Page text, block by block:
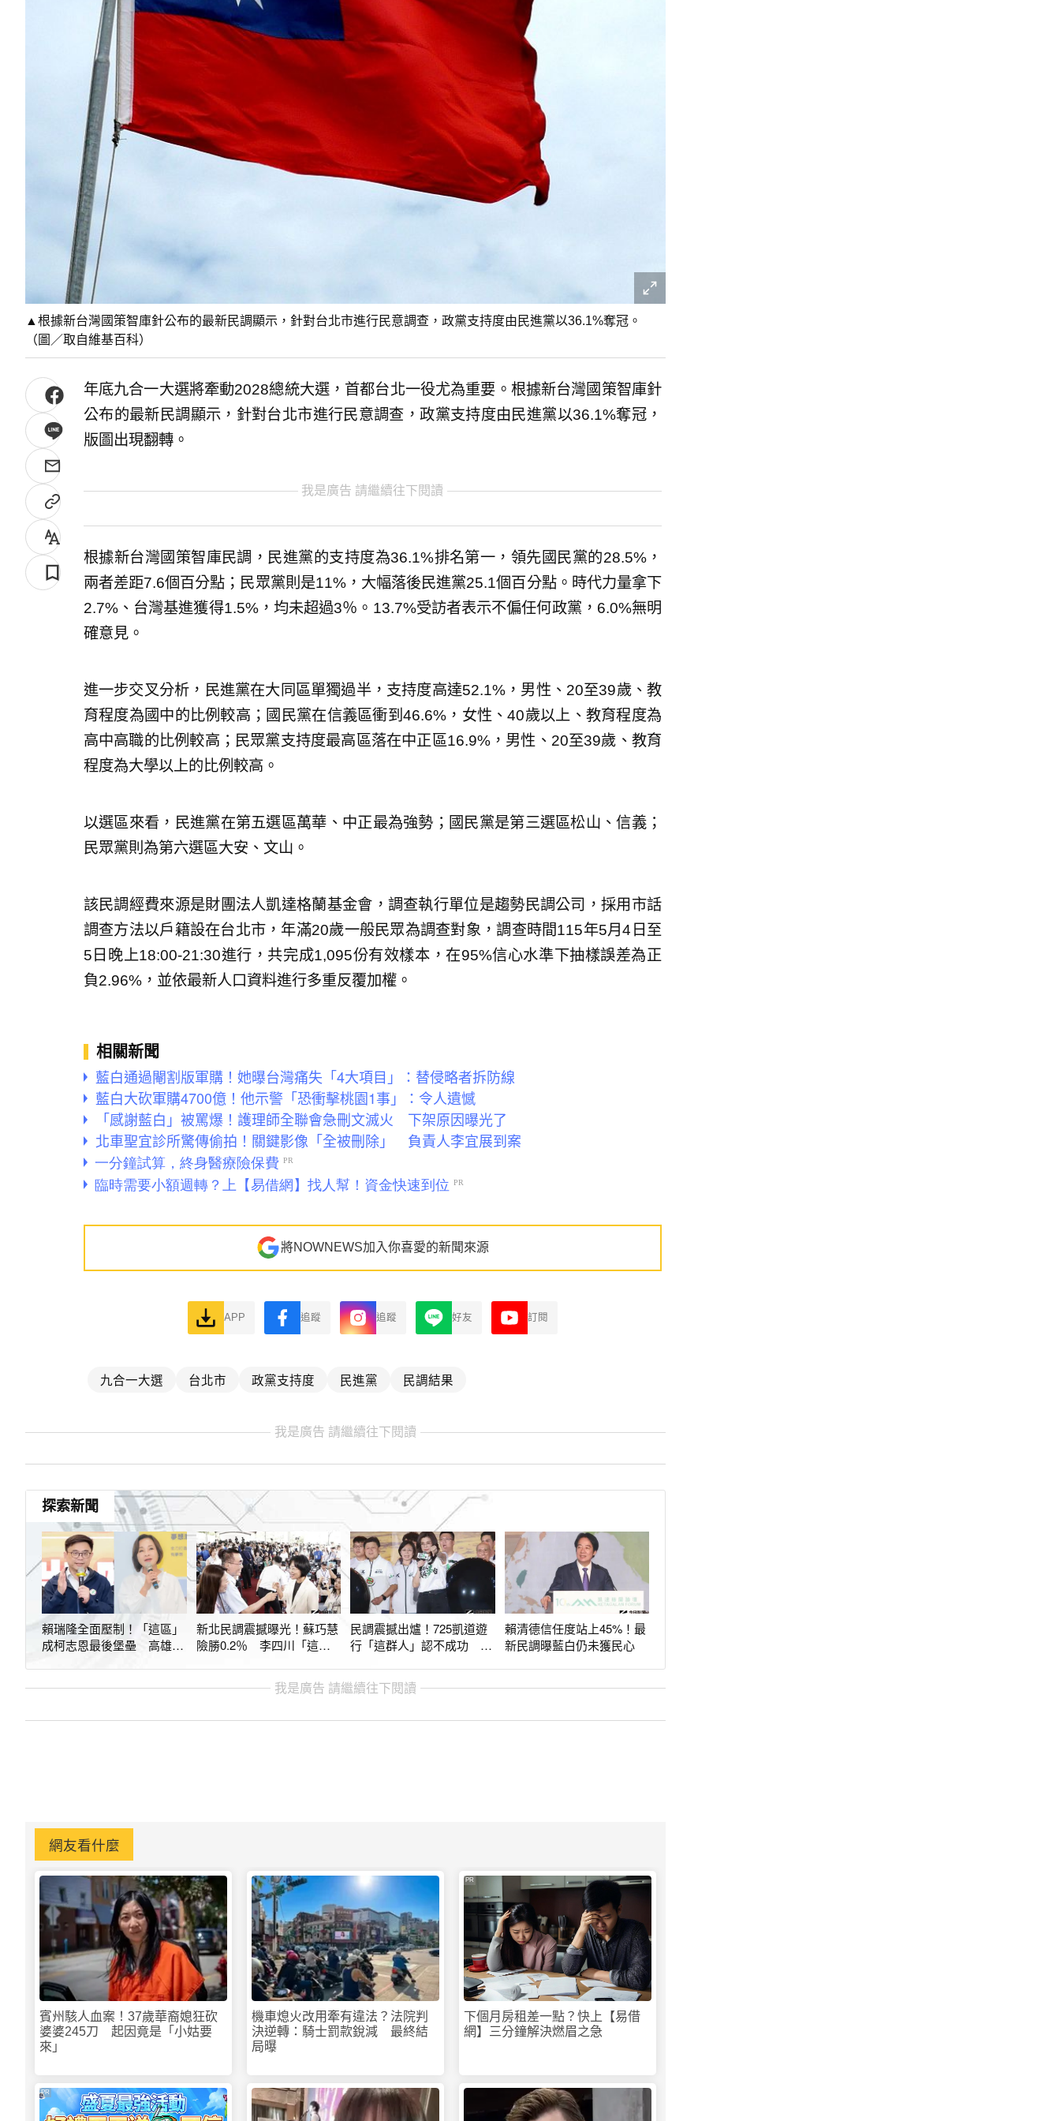
▲根據新台灣國策智庫針公布的最新民調顯示，針對台北市進行民意調查，政黨支持度由民進黨以36.1%奪冠。
（圖／取自維基百科）
年底九合一大選將牽動2028總統大選，首都台北一役尤為重要。根據新台灣國策智庫針
公布的最新民調顯示，針對台北市進行民意調查，政黨支持度由民進黨以36.1%奪冠，
版圖出現翻轉。
我是廣告 請繼續往下閱讀
根據新台灣國策智庫民調，民進黨的支持度為36.1%排名第一，領先國民黨的28.5%，
兩者差距7.6個百分點；民眾黨則是11%，大幅落後民進黨25.1個百分點。時代力量拿下
2.7%、台灣基進獲得1.5%，均未超過3％。13.7%受訪者表示不偏任何政黨，6.0%無明
確意見。
進一步交叉分析，民進黨在大同區單獨過半，支持度高達52.1%，男性、20至39歲、教
育程度為國中的比例較高；國民黨在信義區衝到46.6%，女性、40歲以上、教育程度為
高中高職的比例較高；民眾黨支持度最高區落在中正區16.9%，男性、20至39歲、教育
程度為大學以上的比例較高。
以選區來看，民進黨在第五選區萬華、中正最為強勢；國民黨是第三選區松山、信義；
民眾黨則為第六選區大安、文山。
該民調經費來源是財團法人凱達格蘭基金會，調查執行單位是趨勢民調公司，採用市話
調查方法以戶籍設在台北市，年滿20歲一般民眾為調查對象，調查時間115年5月4日至
5日晚上18:00-21:30進行，共完成1,095份有效樣本，在95%信心水準下抽樣誤差為正
負2.96%，並依最新人口資料進行多重反覆加權。
相關新聞
藍白通過閹割版軍購！她曝台灣痛失「4大項目」：替侵略者拆防線
藍白大砍軍購4700億！他示警「恐衝擊桃園1事」：令人遺憾
「感謝藍白」被罵爆！護理師全聯會急刪文滅火 下架原因曝光了
北車聖宜診所驚傳偷拍！關鍵影像「全被刪除」 負責人李宜展到案
將NOWNEWS加入你喜愛的新聞來源
APP 追蹤 追蹤 好友 訂閱
九合一大選 台北市 政黨支持度 民進黨 民調結果
我是廣告 請繼續往下閱讀
探索新聞
賴瑞隆全面壓制！「這區」
成柯志恩最後堡壘 高雄民
新北民調震撼曝光！蘇巧慧
險勝0.2％ 李四川「這指
民調震撼出爐！725凱道遊
行「這群人」認不成功 真
賴清德信任度站上45%！最
新民調曝藍白仍未獲民心
我是廣告 請繼續往下閱讀
網友看什麼
賓州駭人血案！37歲華裔媳狂砍
婆婆245刀 起因竟是「小姑要
來」
機車熄火改用牽有違法？法院判
決逆轉：騎士罰款銳減 最終結
局曝
下個月房租差一點？快上【易借
網】三分鐘解決燃眉之急
PR
PR